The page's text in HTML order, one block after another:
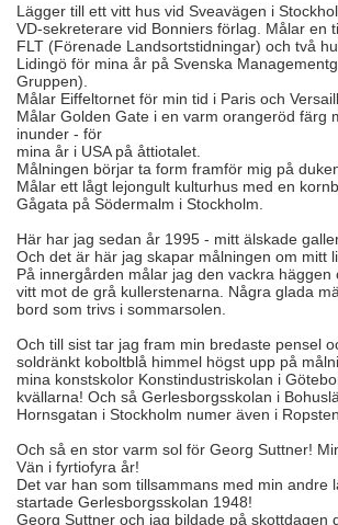
Lägger till ett vitt hus vid Sveavägen i
VD-sekreterare vid Bonniers förlag. Målar en
FLT (Förenade Landsortstidningar) och två
Lidingö för mina år på Svenska
Gruppen).
Målar Eiffeltornet för min tid i Paris och
Målar Golden Gate i en varm orangeröd färg
inunder - för
mina år i USA på åttiotalet.
Målningen börjar ta form framför mig på
Målar ett lågt lejongult kulturhus med en
Gågata på Södermalm i Stockholm.
Här har jag sedan år 1995 - mitt älskade
Och det är här jag skapar målningen om mitt
På innergården målar jag den vackra häggen
vitt mot de grå kullerstenarna. Några glada
bord som trivs i sommarsolen.
Och till sist tar jag fram min bredaste pensel
soldränkt koboltblå himmel högst upp på
mina konstskolor Konstindustriskolan i
kvällarna! Och så Gerlesborgsskolan i
Hornsgatan i Stockholm numer även i Ropsten.
Och så en stor varm sol för Georg Suttner!
Vän i fyrtiofyra år!
Det var han som tillsammans med min andre
startade Gerlesborgsskolan 1948!
Georg Suttner och jag bildade på skottdagen